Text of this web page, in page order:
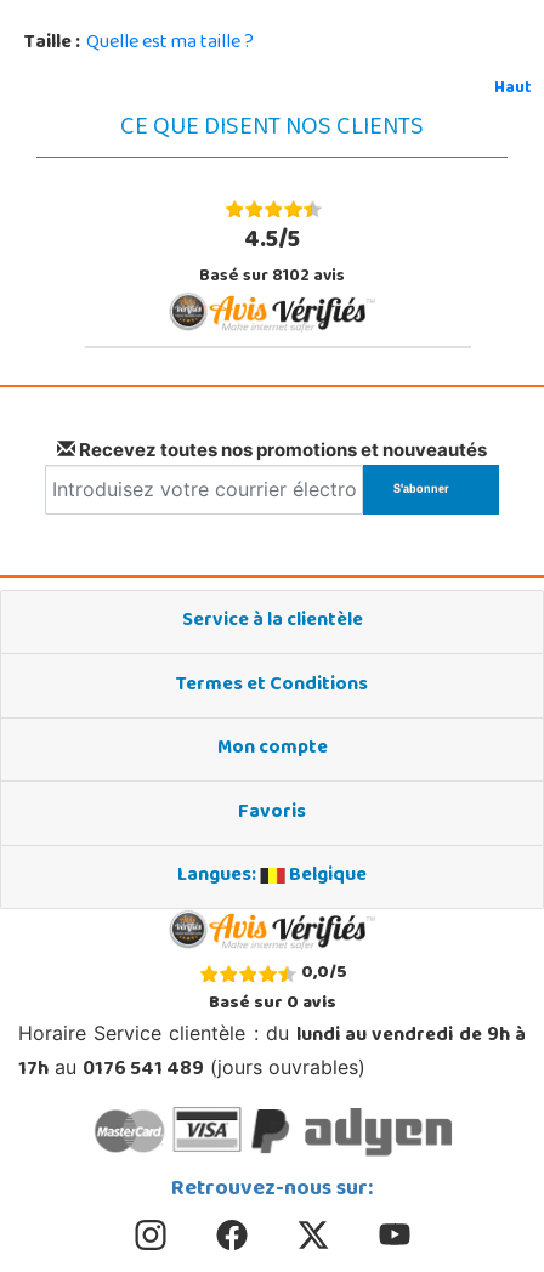
Taille :Quelle est ma taille ?
Haut
CE QUE DISENT NOS CLIENTS
4.5/5
Basé sur 8102 avis
Recevez toutes nos promotions et nouveautés
Service à la clientèle
Termes et Conditions
Mon compte
Favoris
Langues:
Belgique
0,0/5
Basé sur0avis
Horaire Service clientèle : du lundi au vendredi de 9h à
17h au 0176 541 489 (jours ouvrables)
Retrouvez-nous sur: